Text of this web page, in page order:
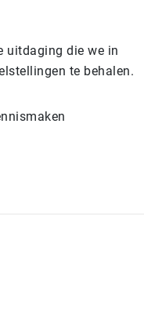
uitdaging die we in
te behalen.